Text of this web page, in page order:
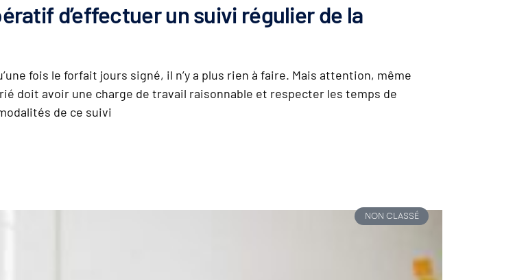
d’effectuer un suivi régulier de la
fois le forfait jours signé, il n’y a plus rien à faire. Mais attention, même
doit avoir une charge de travail raisonnable et respecter les temps de
de ce suivi
NON CLASSÉ